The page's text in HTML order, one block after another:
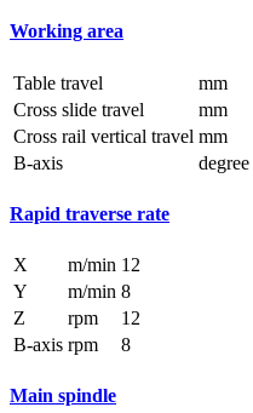
Working area
Table travel mm
Cross slide travel
mm
Cross rail vertical travel mm
B-axis
degree
Rapid traverse rate
X m/min 12
Y
m/min 8
Z
rpm
12
B-axis rpm 8
Main spindle